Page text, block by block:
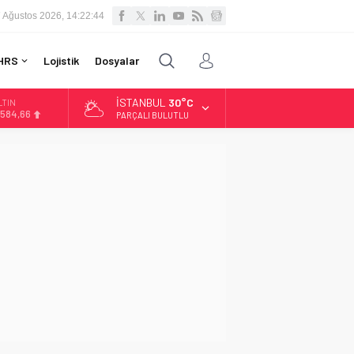
Ağustos 2026, 14:22:45
Lojistik Dosyalar
İSTANBUL 30°C
PARÇALI BULUTLU